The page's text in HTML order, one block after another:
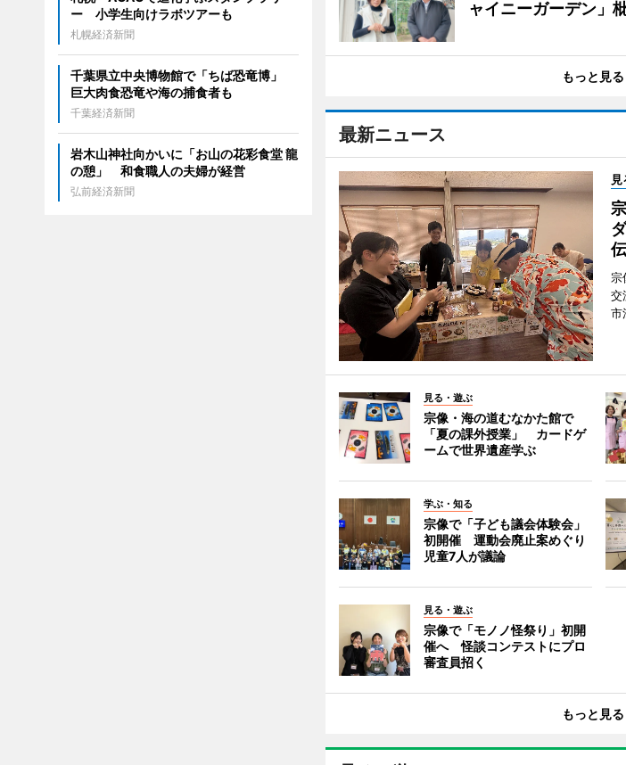
ャイニーガーデン」
もっと見る
最新ニュース
宗
交
市
見る・遊ぶ
宗像・海の道むなかた館で
「夏の課外授業」 カードゲ
ームで世界遺産学ぶ
学ぶ・知る
宗像で「子ども議会体験会」
初開催 運動会廃止案めぐり
児童7人が議論
見る・遊ぶ
宗像で「モノノ怪祭り」初開
催へ 怪談コンテストにプロ
審査員招く
もっと見る
ー 小学生向けラボツアーも
札幌経済新聞
千葉県立中央博物館で「ちば恐竜博」
巨大肉食恐竜や海の捕食者も
千葉経済新聞
岩木山神社向かいに「お山の花彩食堂 龍
の憩」 和食職人の夫婦が経営
弘前経済新聞